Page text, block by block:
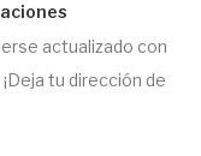
actualizado con
tu dirección de